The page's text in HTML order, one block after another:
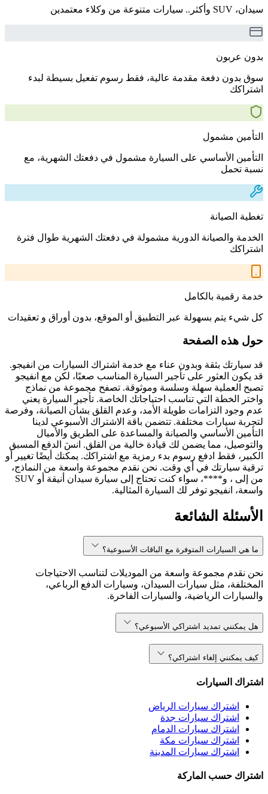
سيدان، SUV وأكثر.. سيارات متنوعة من وكلاء معتمدين
بدون عربون
سوق بدون دفعة مقدمة عالية، فقط رسوم تفعيل بسيطة لبدء
اشتراكك
التأمين مشمول
التأمين الأساسي على السيارة مشمول في دفعتك الشهرية، مع
نسبة تحمل
تغطية الصيانة
الخدمة والصيانة الدورية مشمولة في دفعتك الشهرية طوال فترة
اشتراكك
خدمة رقمية بالكامل
كل شيء يتم بسهولة عبر التطبيق أو الموقع، بدون أوراق و تعقيدات
حول هذه الصفحة
قد سيارتك بثقة وبدون عناء مع خدمة اشتراك السيارات من انفيجو.
قد يكون العثور على تأجير السيارة المناسب صعبًا، لكن مع انفيجو
تصبح العملية سهلة وسلسة وموثوقة. تصفح مجموعة من نماذج
واختر الخطة التي تناسب احتياجاتك الخاصة. تأجير السيارة يعني
عدم وجود التزامات طويلة الأمد، وعدم القلق بشأن الصيانة، وفرصة
لتجربة سيارات مختلفة. تتضمن باقة الاشتراك الأسبوعي لدينا
التأمين الأساسي والصيانة والمساعدة على الطريق والأميال
والتوصيل، مما يضمن لك قيادة خالية من القلق. انسَ الدفع المسبق
الكبير، فقط ادفع رسوم بدء رمزية مع اشتراكك. يمكنك أيضًا تغيير أو
ترقية سيارتك في أي وقت. نحن نقدم مجموعة واسعة من النماذج،
من إلى ، و****، سواء كنت تحتاج إلى سيارة سيدان أنيقة أو SUV
واسعة، انفيجو توفر لك السيارة المثالية.
الأسئلة الشائعة
ما هي السيارات المتوفرة مع الباقات الأسبوعية؟
نحن نقدم مجموعة واسعة من الموديلات لتناسب الاحتياجات
المختلفة، مثل سيارات السيدان، وسيارات الدفع الرباعي،
والسيارات الرياضية، والسيارات الفاخرة.
هل يمكنني تمديد اشتراكي الأسبوعي؟
كيف يمكنني إلغاء اشتراكي؟
اشتراك السيارات
اشتراك سيارات الرياض
اشتراك سيارات جدة
اشتراك سيارات الدمام
اشتراك سيارات مكة
اشتراك سيارات المدينة
اشتراك حسب الماركة